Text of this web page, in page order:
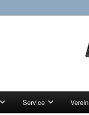
Service Verein